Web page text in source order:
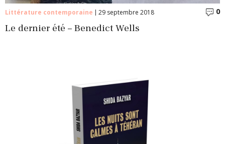
Littérature contemporaine 29 septembre 2018 0
Le dernier été – Benedict Wells